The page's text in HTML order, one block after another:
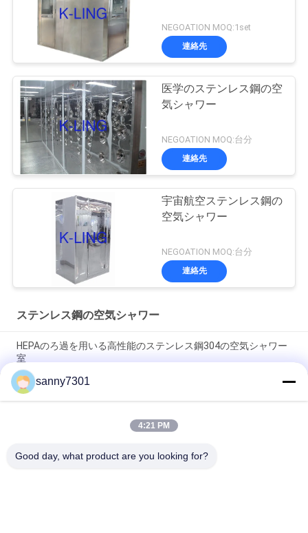
NEGOATION MOQ:1set
連絡先
医学のステンレス鋼の空
気シャワー
NEGOATION MOQ:台分
連絡先
宇宙航空ステンレス鋼の
空気シャワー
NEGOATION MOQ:台分
連絡先
ステンレス鋼の空気シャワー
HEPAのろ過を用いる高性能のステンレス鋼304の空気シャワー
室
医学のクラス 100 のステンレス鋼の空気シャワーのクリーン ル
ームの実験室
自動スライドのドアが付いている理性的な動物の実験室/半導体
sanny7301
4:21 PM
Good day, what product are you looking for?